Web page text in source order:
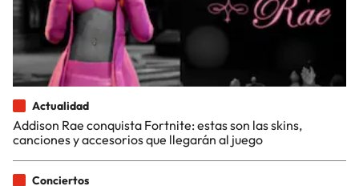
Actualidad
Addison Rae conquista Fortnite: estas son las skins,
canciones y accesorios que llegarán al juego
Conciertos